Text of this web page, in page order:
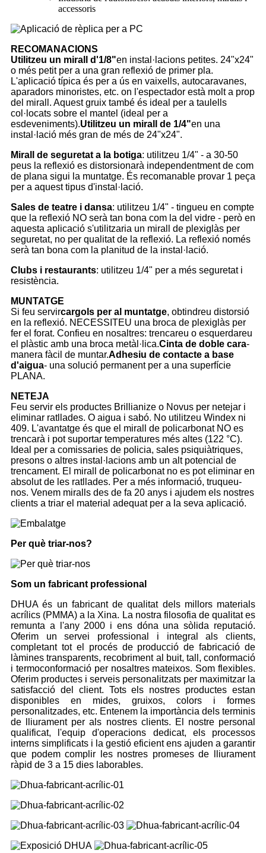
accessoris
RECOMANACIONS
Utilitzeu un mirall d'1/8"en instal·lacions petites. 24"x24"
o més petit per a una gran reflexió de primer pla.
L'aplicació típica és per a ús en vaixells, autocaravanes,
aparadors minoristes, etc. on l'espectador està molt a prop
del mirall. Aquest gruix també és ideal per a taulells
col·locats sobre el mantel (ideal per a
esdeveniments).Utilitzeu un mirall de 1/4"en una
instal·lació més gran de més de 24"x24".
Mirall de seguretat a la botiga: utilitzeu 1/4" - a 30-50
peus la reflexió es distorsionarà independentment de com
de plana sigui la muntatge. És recomanable provar 1 peça
per a aquest tipus d'instal·lació.
Sales de teatre i dansa: utilitzeu 1/4" - tingueu en compte
que la reflexió NO serà tan bona com la del vidre - però en
aquesta aplicació s'utilitzaria un mirall de plexiglàs per
seguretat, no per qualitat de la reflexió. La reflexió només
serà tan bona com la planitud de la instal·lació.
Clubs i restaurants: utilitzeu 1/4" per a més seguretat i
resistència.
MUNTATGE
Si feu servircargols per al muntatge, obtindreu distorsió
en la reflexió. NECESSITEU una broca de plexiglàs per
fer el forat. Confieu en nosaltres: trencareu o esquerdareu
el plàstic amb una broca metàl·lica.Cinta de doble cara-
manera fàcil de muntar.Adhesiu de contacte a base
d'aigua- una solució permanent per a una superfície
PLANA.
NETEJA
Feu servir els productes Brillianize o Novus per netejar i
eliminar ratllades. O aigua i sabó. No utilitzeu Windex ni
409. L'avantatge és que el mirall de policarbonat NO es
trencarà i pot suportar temperatures més altes (122 °C).
Ideal per a comissaries de policia, sales psiquiàtriques,
presons o altres instal·lacions amb un alt potencial de
trencament. El mirall de policarbonat no es pot eliminar en
absolut de les ratllades. Per a més informació, truqueu-
nos. Venem miralls des de fa 20 anys i ajudem els nostres
clients a triar el material adequat per a la seva aplicació.
Per què triar-nos?
Som un fabricant professional
DHUA és un fabricant de qualitat dels millors materials
acrílics (PMMA) a la Xina. La nostra filosofia de qualitat es
remunta a l'any 2000 i ens dóna una sòlida reputació.
Oferim un servei professional i integral als clients,
completant tot el procés de producció de fabricació de
làmines transparents, recobriment al buit, tall, conformació
i termoconformació per nosaltres mateixos. Som flexibles.
Oferim productes i serveis personalitzats per maximitzar la
satisfacció del client. Tots els nostres productes estan
disponibles en mides, gruixos, colors i formes
personalitzades, etc. Entenem la importància dels terminis
de lliurament per als nostres clients. El nostre personal
qualificat, l'equip d'operacions dedicat, els processos
interns simplificats i la gestió eficient ens ajuden a garantir
que podem complir les nostres promeses de lliurament
ràpid de 3 a 15 dies laborables.